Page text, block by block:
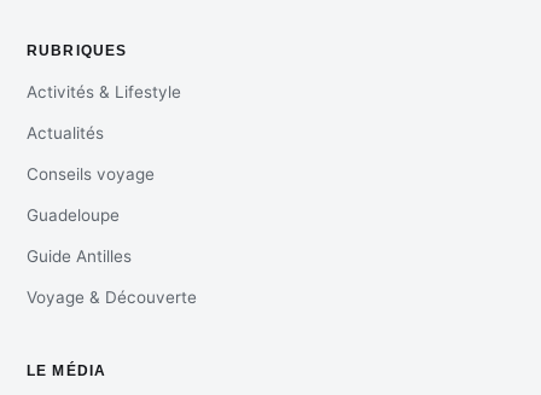
RUBRIQUES
Activités & Lifestyle
Actualités
Conseils voyage
Guadeloupe
Guide Antilles
Voyage & Découverte
LE MÉDIA